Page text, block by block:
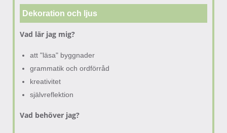
Dekoration och ljus
Vad lär jag mig?
att "läsa" byggnader
grammatik och ordförråd
kreativitet
självreflektion
Vad behöver jag?